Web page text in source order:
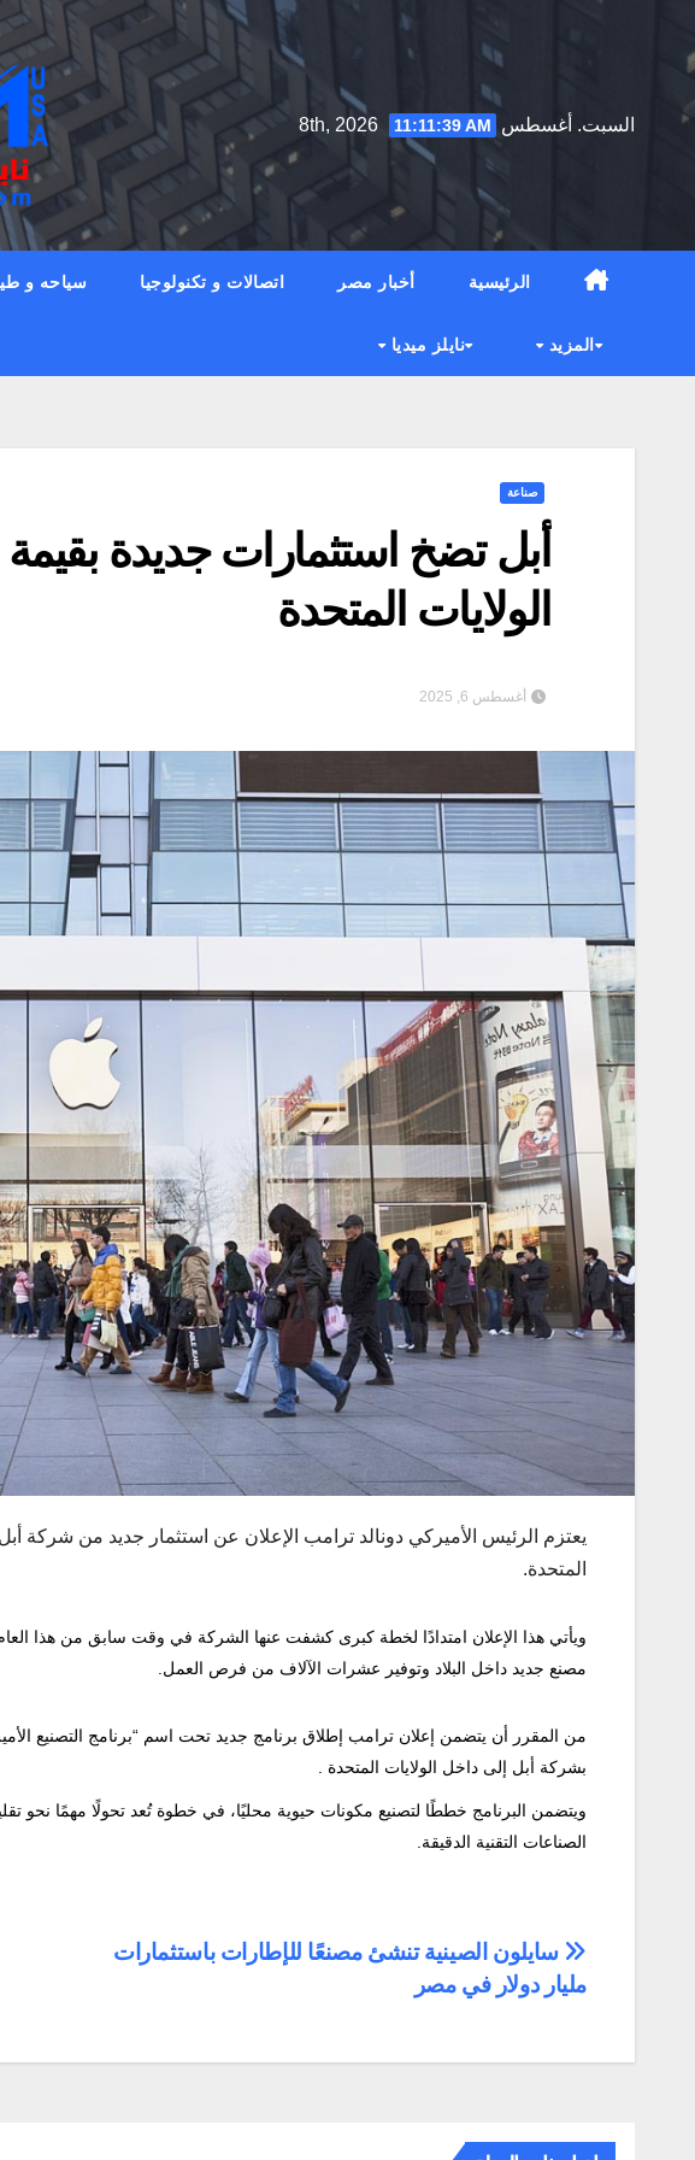
to
السبت. أغسطس 8th, 2026
11:11:40 AM
الرئيسية أخبار مصر اتصالات و تكنولوجيا سياحه و
المزيد نايلز ميديا
صناعة
الولايات المتحدة
أغسطس 6, 2025
المتحدة.
مصنع جديد داخل البلاد وتوفير عشرات الآلاف من فرص العمل.
من المقرر أن يتضمن إعلان ترامب إطلاق برنامج جديد تحت اسم “برنامج التصنيع
بشركة أبل إلى داخل الولايات المتحدة .
ويتضمن البرنامج خططًا لتصنيع مكونات حيوية محليًا، في خطوة تُعد تحولًا مهمًا نحو
الصناعات التقنية الدقيقة.
تصفّح
المقالات
سايلون الصينية تنشئ مصنعًا للإطارات باستثمارات
مليار دولار في مصر